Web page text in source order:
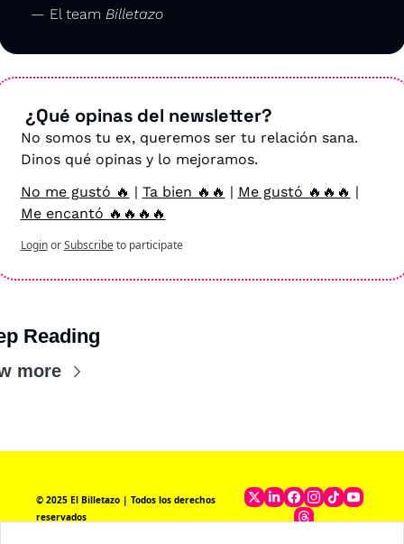
— El team Billetazo
¿Qué opinas del newsletter?
No somos tu ex, queremos ser tu relación sana.
Dinos qué opinas y lo mejoramos.
No me gustó 🔥 | Ta bien 🔥🔥 | Me gustó 🔥🔥🔥 |
Me encantó 🔥🔥🔥🔥
Login or Subscribe to participate
Reading
more
© 2025 El Billetazo | Todos los derechos
reservados